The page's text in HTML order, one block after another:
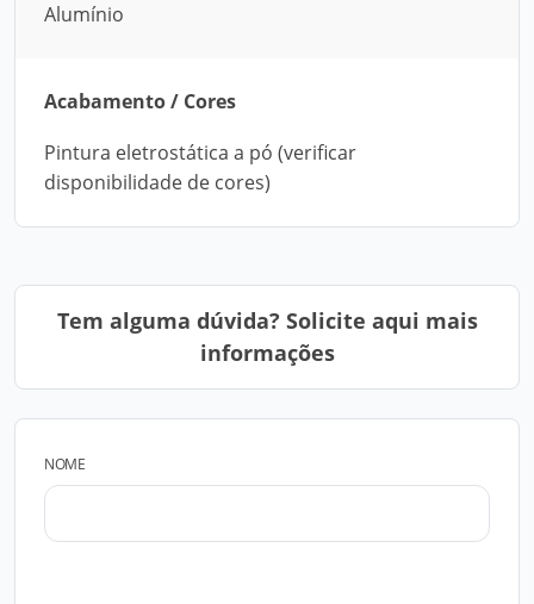
Alumínio
Acabamento / Cores
Pintura eletrostática a pó (verificar
disponibilidade de cores)
Tem alguma dúvida? Solicite aqui mais
informações
NOME